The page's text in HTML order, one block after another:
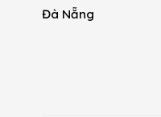
Đà Nẵng